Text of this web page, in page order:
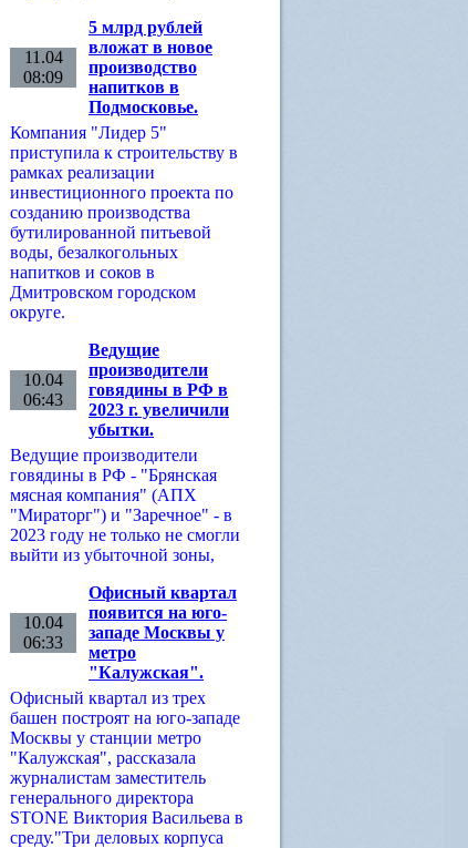
11.04
08:09
5 млрд рублей
вложат в новое
производство
напитков в
Подмосковье.
Компания "Лидер 5"
приступила к строительству в
рамках реализации
инвестиционного проекта по
созданию производства
бутилированной питьевой
воды, безалкогольных
напитков и соков в
Дмитровском городском
округе.
10.04
06:43
Ведущие
производители
говядины в РФ в
2023 г. увеличили
убытки.
Ведущие производители
говядины в РФ - "Брянская
мясная компания" (АПХ
"Мираторг") и "Заречное" - в
2023 году не только не смогли
выйти из убыточной зоны,
10.04
06:33
Офисный квартал
появится на юго-
западе Москвы у
метро
"Калужская".
Офисный квартал из трех
башен построят на юго-западе
Москвы у станции метро
"Калужская", рассказала
журналистам заместитель
генерального директора
STONE Виктория Васильева в
среду."Три деловых корпуса